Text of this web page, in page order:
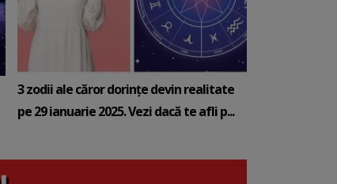
3 zodii ale căror dorințe devin realitate
pe 29 ianuarie 2025. Vezi dacă te afli p...